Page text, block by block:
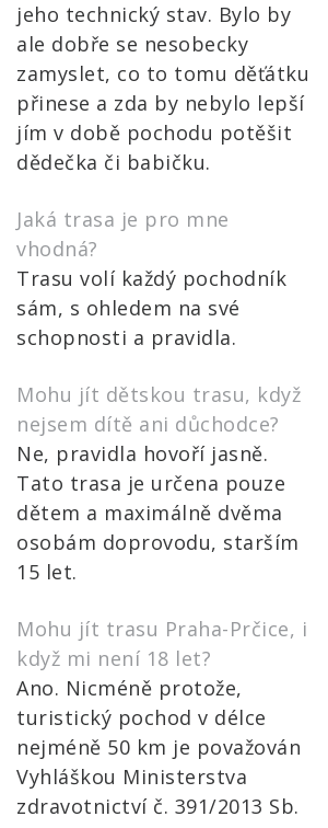
jeho technický stav. Bylo by
ale dobře se nesobecky
zamyslet, co to tomu děťátku
přinese a zda by nebylo lepší
jím v době pochodu potěšit
dědečka či babičku.
Jaká trasa je pro mne
vhodná?
Trasu volí každý pochodník
sám, s ohledem na své
schopnosti a pravidla.
Mohu jít dětskou trasu, když
nejsem dítě ani důchodce?
Ne, pravidla hovoří jasně.
Tato trasa je určena pouze
dětem a maximálně dvěma
osobám doprovodu, starším
15 let.
Mohu jít trasu Praha-Prčice, i
když mi není 18 let?
Ano. Nicméně protože,
turistický pochod v délce
nejméně 50 km je považován
Vyhláškou Ministerstva
zdravotnictví č. 391/2013 Sb.